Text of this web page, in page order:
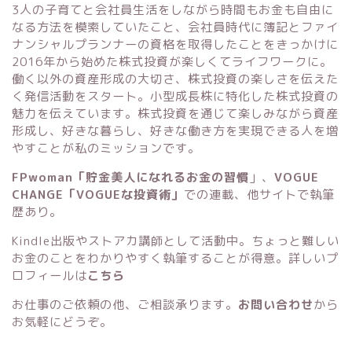
3人の子育てと会社員生活をしながら時間もお金も自由に
なる方法を模索していたこと、会社員時代に簿記とファイ
ナンシャルプランナーの資格を取得したことをきっかけに
2016年から始めた株式投資が楽しくてライフワークに。
働く以外の資産形成の大切さ、株式投資の楽しさを伝えた
く発信活動をスタート。小型成長株に特化した株式投資の
魅力を伝えています。株式投資を通じて楽しみながら資産
形成し、好きな暮らし、好きな働き方を実現できる人を増
やすことが私のミッションです。
FPwoman「貯金美人になれるお金の習慣 」 、 VOGUE
CHANGE「VOGUEな投資術」 での連載、他サイトで執筆
歴あり。
Kindle出版やストアカ講師として活動中。ちょっと難しい
お金のことをわかりやすく執筆することが得意。詳しいプ
ロフィールはこちら
お仕事のご依頼の他、ご相談承ります。 お問い合わせから
お気軽にどうぞ。